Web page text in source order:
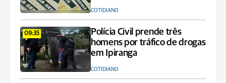
COTIDIANO
09:35
Polícia Civil prende três
homens por tráfico de drogas
em Ipiranga
COTIDIANO